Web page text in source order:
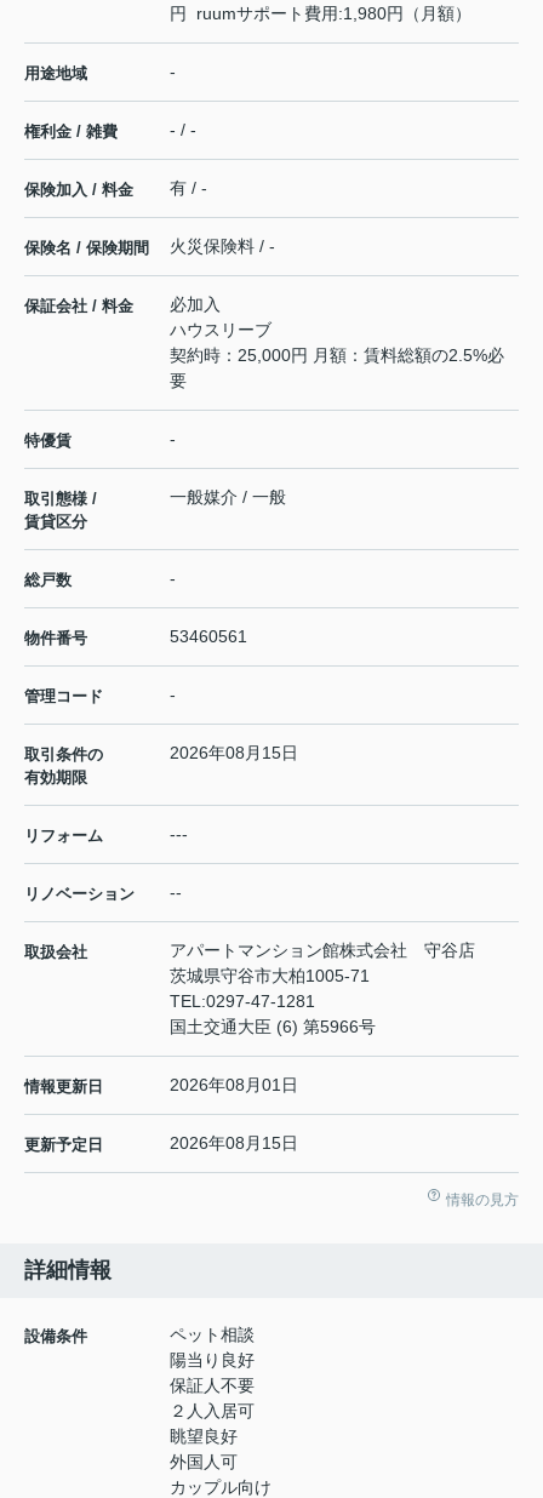
円 ruumサポート費用:1,980円（月額）
用途地域 -
権利金 / 雑費 - / -
保険加入 / 料金 有 / -
保険名 / 保険期間 火災保険料 / -
保証会社 / 料金
必加入
ハウスリーブ
契約時：25,000円 月額：賃料総額の2.5%必
要
特優賃 -
取引態様 /
賃貸区分
一般媒介 / 一般
総戸数 -
物件番号 53460561
管理コード -
取引条件の
有効期限
2026年08月15日
リフォーム ---
リノベーション --
取扱会社
アパートマンション館株式会社 守谷店
茨城県守谷市大柏1005-71
TEL:0297-47-1281
国土交通大臣 (6) 第5966号
情報更新日 2026年08月01日
更新予定日 2026年08月15日
情報の見方
詳細情報
設備条件
ペット相談
陽当り良好
保証人不要
２人入居可
眺望良好
外国人可
カップル向け